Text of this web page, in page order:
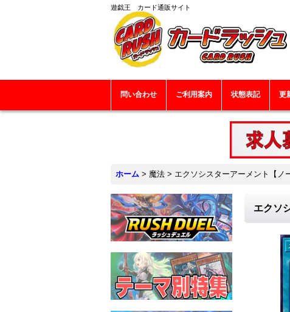
遊戯王 カード通販サイト
問い合わせ ご利用案内 状態表記 更
ホーム > 魔法 > エクソシスターアーメント【ノ
エクソ